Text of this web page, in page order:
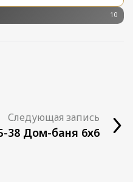
10
Следующая запись
38 Дом-баня 6х6